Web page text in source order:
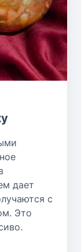
дает
с
Это